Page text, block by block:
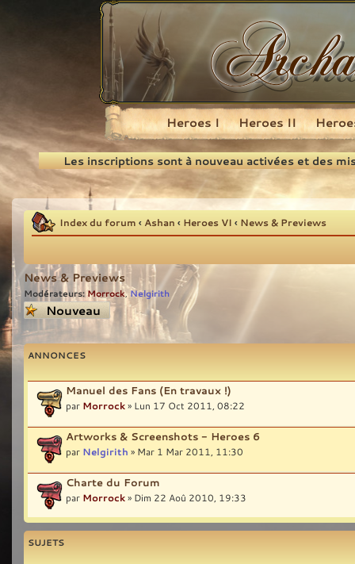
Recherche
Heroes I Heroes II
Les inscriptions sont à nouveau activées et des
Index du forum ‹ Ashan ‹ Heroes VI ‹ News & Previews
News & Previews
Modérateurs: Morrock, Nelgirith
Écrire un nouveau
sujet
ANNONCES
Manuel des Fans (En travaux !)
par Morrock» Lun 17 Oct 2011, 08:22
Artworks & Screenshots - Heroes 6
par Nelgirith » Mar 1 Mar 2011, 11:30
Charte du Forum
par Morrock» Dim 22 Aoû 2010, 19:33
SUJETS